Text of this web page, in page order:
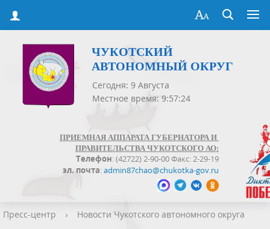
ЧУКОТСКИЙ
АВТОНОМНЫЙ ОКРУГ
Сегодня: 9 Августа
Местное время: 9:57:25
ПРИЕМНАЯ АППАРАТА ГУБЕРНАТОРА И
ПРАВИТЕЛЬСТВА ЧУКОТСКОГО АО:
Телефон: (42722) 2-90-00 Факс: 2-29-19
эл. почта:admin87chao@chukotka-gov.ru
Пресс-центр › Новости Чукотского автономного округа